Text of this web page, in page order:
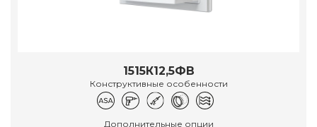
1515К12,5ФВ
Конструктивные особенности
Дополнительные опции